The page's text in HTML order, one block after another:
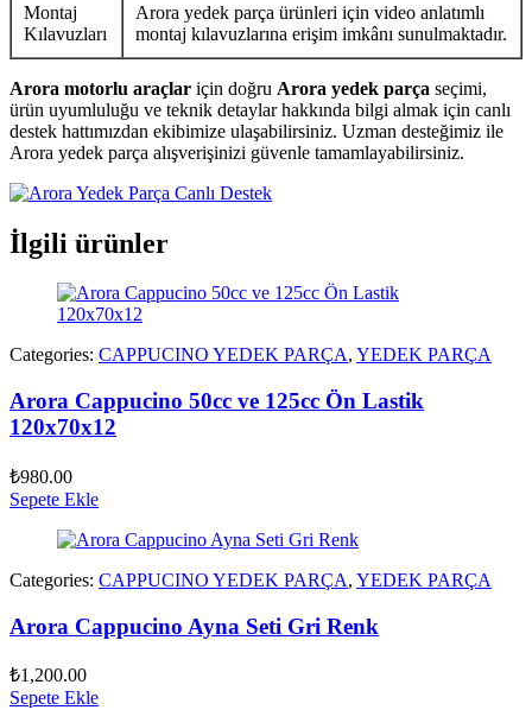
Montaj
Kılavuzları
Arora yedek parça ürünleri için video anlatımlı
montaj kılavuzlarına erişim imkânı sunulmaktadır.
Arora motorlu araçlar için doğru Arora yedek parça seçimi,
ürün uyumluluğu ve teknik detaylar hakkında bilgi almak için canlı
destek hattımızdan ekibimize ulaşabilirsiniz. Uzman desteğimiz ile
Arora yedek parça alışverişinizi güvenle tamamlayabilirsiniz.
İlgili ürünler
Categories: CAPPUCINO YEDEK PARÇA, YEDEK PARÇA
Arora Cappucino 50cc ve 125cc Ön Lastik
120x70x12
₺980.00
Sepete Ekle
Categories: CAPPUCINO YEDEK PARÇA, YEDEK PARÇA
Arora Cappucino Ayna Seti Gri Renk
₺1,200.00
Sepete Ekle